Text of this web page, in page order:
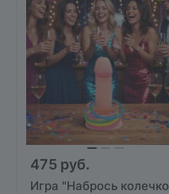
475 руб.
Игра "Набрось колечко